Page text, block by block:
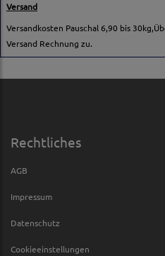
Versand
Versandkosten Pauschal 6,90 bis
Versand Rechnung zu.
Rechtliches
AGB
Impressum
Datenschutz
Cookieeinstellungen